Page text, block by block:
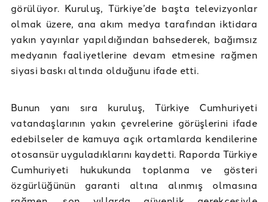
görülüyor. Kuruluş, Türkiye’de başta televizyonlar
olmak üzere, ana akım medya tarafından iktidara
yakın yayınlar yapıldığından bahsederek, bağımsız
medyanın faaliyetlerine devam etmesine rağmen
siyasi baskı altında olduğunu ifade etti.
Bunun yanı sıra kuruluş, Türkiye Cumhuriyeti
vatandaşlarının yakın çevrelerine görüşlerini ifade
edebilseler de kamuya açık ortamlarda kendilerine
otosansür uyguladıklarını kaydetti. Raporda Türkiye
Cumhuriyeti hukukunda toplanma ve gösteri
özgürlüğünün garanti altına alınmış olmasına